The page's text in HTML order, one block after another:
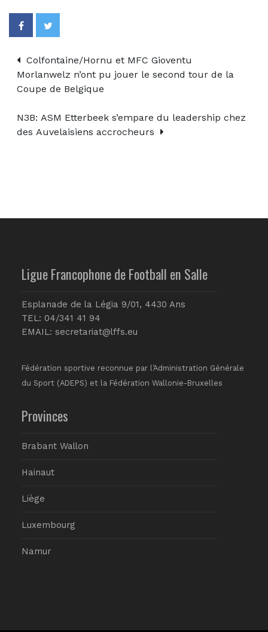
Colfontaine/Hornu et MFC Gioventu
Morlanwelz n’ont pu jouer le second tour de la
Coupe de Belgique
N3B: ASM Etterbeek s’empare du leadership chez
des Auvelaisiens accrocheurs
Ligue Francophone de Football en Salle
Esplanade de la Légia 9/01, 4430 Ans
TEL: 04/341 41 94
EMAIL: secretariat@lffs.eu
Fédération sportive reconnue par l’Administration Générale
du Sport (ADEPS) et la Fédération Wallonie-Bruxelles
Provinces
Brabant Wallon
Hainaut
Liège
Luxembourg
Namur